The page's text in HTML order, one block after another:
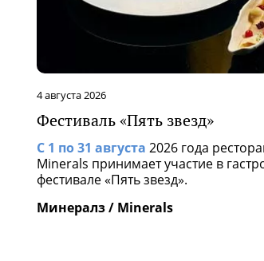
4 августа 2026
Фестиваль «Пять звезд»
С 1 по 31 августа 2026 года
Minerals принимает участие в
фестивале «Пять звезд».
Минералз / Minerals